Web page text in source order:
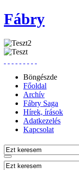
Fábry
Böngészde
Főoldal
Archív
Fábry Saga
Hírek, írások
Adatkezelés
Kapcsolat